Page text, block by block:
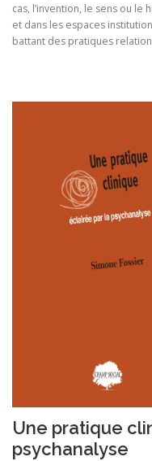
cas, l’invention, le sens ou
et dans les espaces
battant des pratiques
Une pratique
psychanalyse